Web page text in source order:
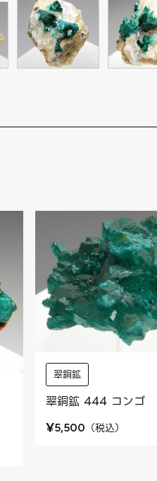
翠銅鉱
翠銅鉱 444 コンゴ
¥5,500 （税込）